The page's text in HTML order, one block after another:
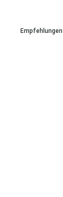
Empfehlungen